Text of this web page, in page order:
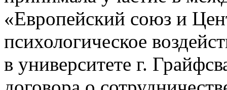
«Европейский союз и
психологическое
в университете г.